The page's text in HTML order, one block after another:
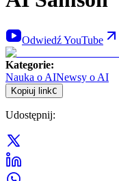
Odwiedź YouTube
Kategorie:
Nauka o AINewsy o AI
Kopiuj linkC
Udostępnij: